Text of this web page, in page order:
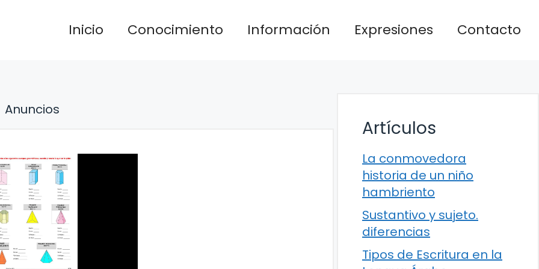
Inicio Conocimiento Información Expresiones Contacto
Anuncios
Artículos
La conmovedora
historia de un niño
hambriento
Sustantivo y sujeto.
diferencias
Tipos de Escritura en la